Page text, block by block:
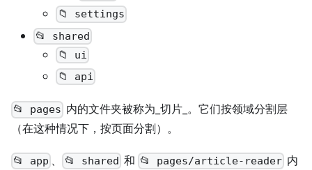
📁 settings
📂 shared
📁 ui
📁 api
📂 pages 内的文件夹被称为_切片_。它们按领域分割层
（在这种情况下，按页面分割）。
📂 app 、 📂 shared 和 📂 pages/article-reader 内